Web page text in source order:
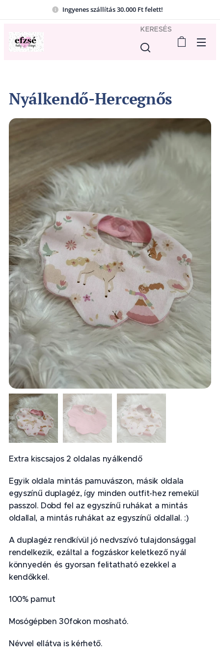
Ingyenes szállítás 30.000 Ft felett!
KERESÉS
Nyálkendő-Hercegnős
Extra kiscsajos 2 oldalas nyálkendő
Egyik oldala mintás pamuvászon, másik oldala
egyszínű duplagéz, így minden outfit-hez remekül
passzol. Dobd fel az egyszínű ruhákat a mintás
oldallal, a mintás ruhákat az egyszínű oldallal. :)
A duplagéz rendkívül jó nedvszívó tulajdonsággal
rendelkezik, ezáltal a fogzáskor keletkező nyál
könnyedén és gyorsan felitatható ezekkel a
kendőkkel.
100% pamut
Mosógépben 30fokon mosható.
Névvel ellátva is kérhető.